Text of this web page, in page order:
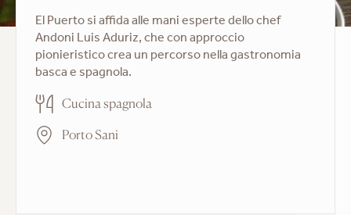
El Puerto si affida alle mani esperte dello chef
Andoni Luis Aduriz, che con approccio
pionieristico crea un percorso nella gastronomia
basca e spagnola.
Cucina spagnola
Porto Sani